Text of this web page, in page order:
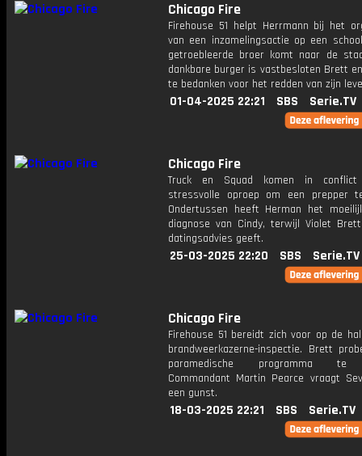
Chicago Fire
Firehouse 51 helpt Herrmann bij het
van een inzamelingsactie op een
getroebleerde broer komt naar de
dankbare burger is vastbesloten Brett
te bedanken voor het redden van zijn
01-04-2025 22:21 SBS Serie.TV
Chicago Fire
Truck en Squad komen in
stressvolle oproep om een prepper
Ondertussen heeft Herman het
diagnose van Cindy, terwijl Violet
datingsadvies geeft.
25-03-2025 22:20 SBS Serie.TV
Chicago Fire
Firehouse 51 bereidt zich voor op de
brandweerkazerne-inspectie. Brett
paramedische programma te
Commandant Martin Pearce vraagt
een ​​gunst.
18-03-2025 22:21 SBS Serie.TV